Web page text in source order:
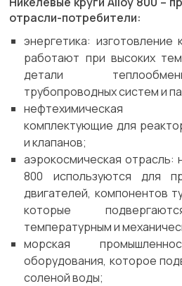
отрасли-потребители:
энергетика: изготовление
работают при высоких
детали
трубопроводных систем и
нефтехимическая
комплектующие для
и клапанов;
аэрокосмическая отрасль:
800 используются для
двигателей, компонентов
которые
температурным и
морская
оборудования, которое
соленой воды;